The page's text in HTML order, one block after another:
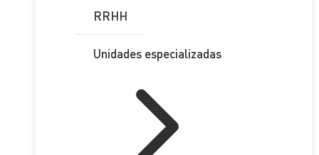
RRHH
Unidades especializadas